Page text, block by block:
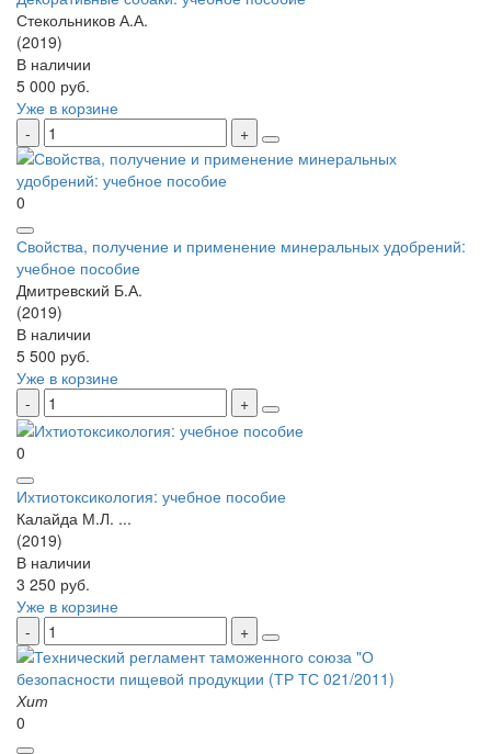
Стекольников А.А.
(2019)
В наличии
5 000 руб.
Уже в корзине
0
Свойства, получение и применение минеральных удобрений:
учебное пособие
Дмитревский Б.А.
(2019)
В наличии
5 500 руб.
Уже в корзине
0
Ихтиотоксикология: учебное пособие
Калайда М.Л. ...
(2019)
В наличии
3 250 руб.
Уже в корзине
Хит
0